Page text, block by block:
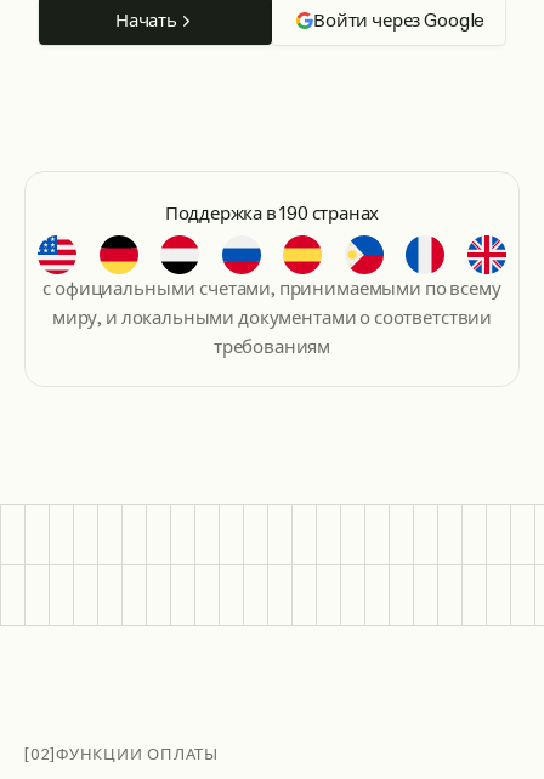
Начать Войти через Google
Поддержка в 190 странах
с официальными счетами, принимаемыми по всему
миру, и локальными документами о соответствии
требованиям
[02]ФУНКЦИИ ОПЛАТЫ